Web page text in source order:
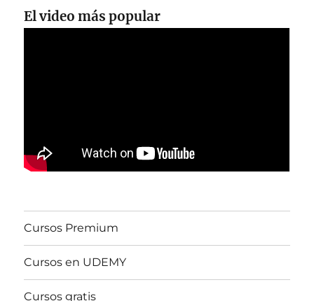
El video más popular
Cursos Premium
Cursos en UDEMY
Cursos gratis